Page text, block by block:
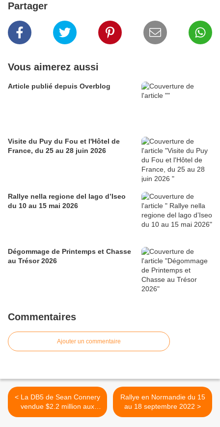
Partager
Vous aimerez aussi
Article publié depuis Overblog
Visite du Puy du Fou et l'Hôtel de
France, du 25 au 28 juin 2026
Rallye nella regione del lago d’Iseo
du 10 au 15 mai 2026
Dégommage de Printemps et Chasse
au Trésor 2026
Commentaires
Ajouter un commentaire
< La DB5 de Sean Connery
vendue $2.2 million aux
enchères!
Rallye en Normandie du 15
au 18 septembre 2022 >